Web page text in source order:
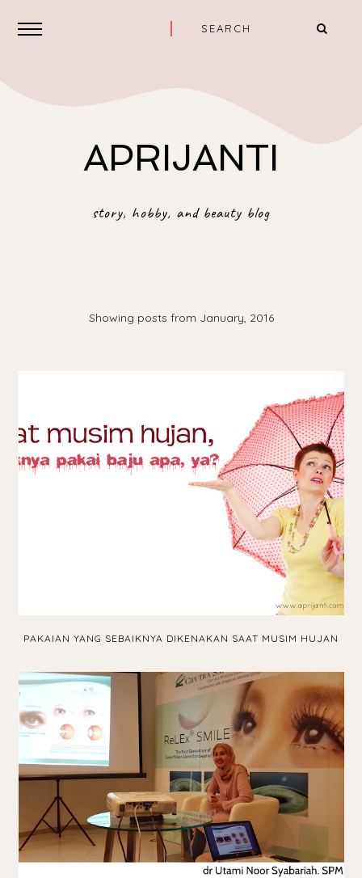
APRIJANTI
story, hobby, and beauty blog
Showing posts from January, 2016
PAKAIAN YANG SEBAIKNYA DIKENAKAN SAAT MUSIM HUJAN